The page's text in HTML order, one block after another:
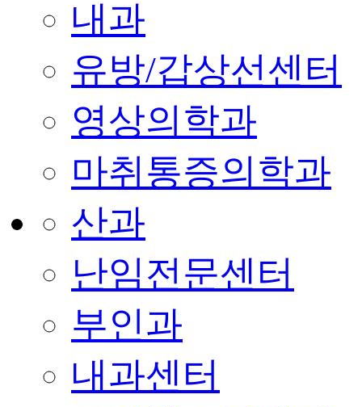
내과
유방/갑상선센터
영상의학과
마취통증의학과
산과
난임전문센터
부인과
내과센터